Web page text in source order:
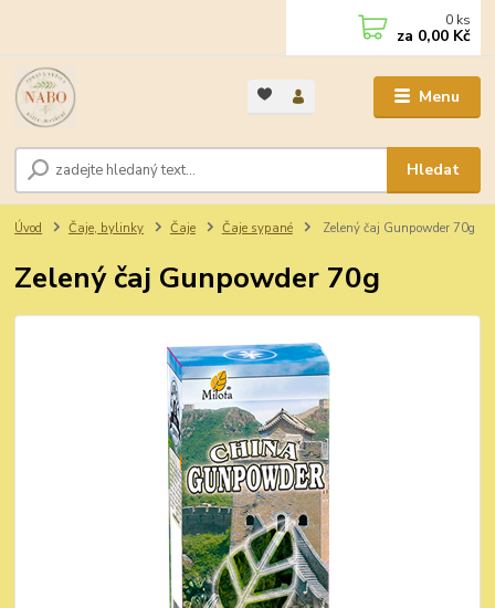
Menu
Hledat
0 ks
za 0,00 Kč
Úvod Čaje, bylinky Čaje Čaje sypané Zelený čaj Gunpowder 70g
Zelený čaj Gunpowder 70g